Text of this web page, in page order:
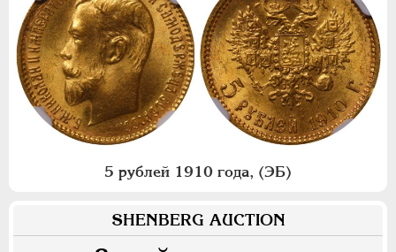
5 рублей 1910 года, (ЭБ)
SHENBERG AUCTION